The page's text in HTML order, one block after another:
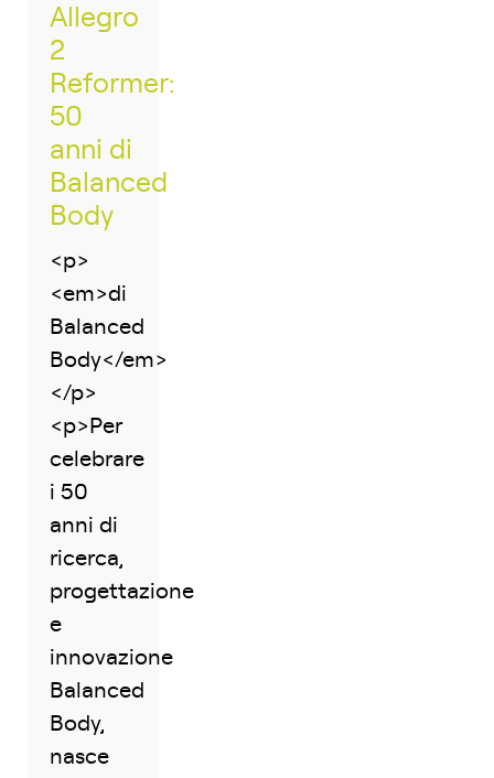
Allegro
2
Reformer:
50
anni di
Balanced
Body
<p>
<em>di
Balanced
Body</em>
</p>
<p>Per
celebrare
i 50
anni di
ricerca,
progettazione
e
innovazione
Balanced
Body,
nasce